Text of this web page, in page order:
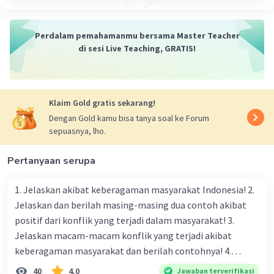
pencatatan sejarah yang sistematis.
catatan tertulis dalam bentuk prasasti atau
naskah kuno. Periode ini umumnya meliputi
ribuan tahun yang lalu, ketika masyarakat
primitif mulai mengembangkan kebudayaan dan
kehidupan sosial di wilayah Nusantara.
Selama masa praaksara, manusia hidup dalam
mana pengetahuan dan budaya ditransmisikan
secara lisan, melalui tradisi lisan, cerita rakyat,
dan praktik-praktik kehidupan sehari-hari.
Artefak arkeologis, seperti alat-alat batu,
tembikar, dan seni lukis gua, memberikan bukti
tentang kehidupan dan budaya masyarakat pada
Perdalam pemahamanmu bersama Master Teacher
di sesi Live Teaching, GRATIS!
Klaim Gold gratis sekarang!
Dengan Gold kamu bisa tanya soal ke Forum
sepuasnya, lho.
Pertanyaan serupa
1. Jelaskan akibat keberagaman masyarakat Indonesia! 2.
Jelaskan dan berilah masing-masing dua contoh akibat
positif dari konflik yang terjadi dalam masyarakat! 3.
Jelaskan macam-macam konflik yang terjadi akibat
keberagaman masyarakat dan berilah contohnya! 4.
Mengapa dalam masyarakat yang memiliki keberagaman
40 4.0 Jawaban terverifikasi